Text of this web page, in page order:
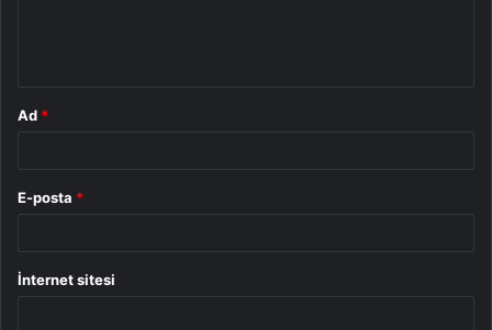
Ad *
E-posta *
İnternet sitesi